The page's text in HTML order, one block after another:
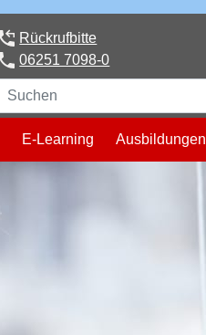
Rückrufbitte
06251 7098-0
E-Learning Ausbildungen